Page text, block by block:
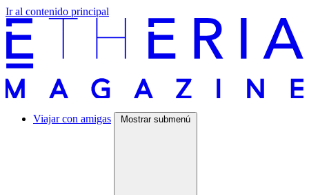
Ir al contenido principal
Viajar con amigas Mostrar submenú